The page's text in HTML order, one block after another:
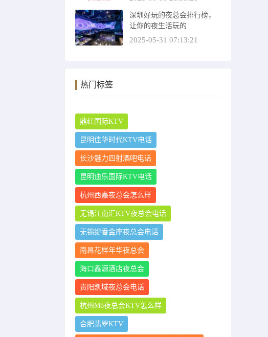
深圳好玩的夜总会排行榜，
让你的夜生活玩的
2025-05-31 07:13:21
热门标签
鼎红国际KTV
昆明佳华时代KTV电话
长沙魅力四射酒吧电话
昆明迪乐国际KTV电话
杭州西嘉夜总会怎么样
无锡江南汇KTV夜总会电话
无锡缇香金座夜总会电话
南昌花样年华夜总会
海口鑫源酒店夜总会
贵阳凯域夜总会电话
杭州M8夜总会KTV怎么样
合肥翡翠KTV